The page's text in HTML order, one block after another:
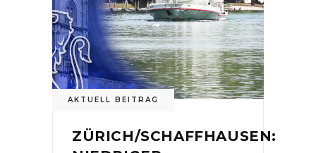
AKTUELL BEITRAG
ZÜRICH/SCHAFFHAUSEN: